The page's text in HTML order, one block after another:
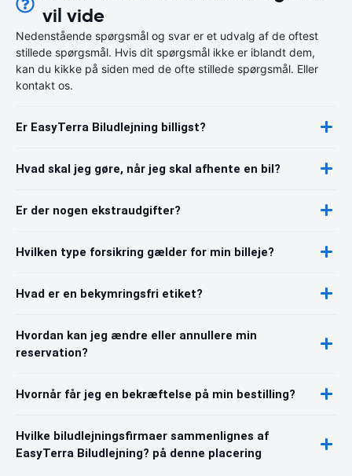
vil vide
Nedenstående spørgsmål og svar er et udvalg af de oftest
stillede spørgsmål. Hvis dit spørgsmål ikke er iblandt dem,
kan du kikke på siden med de ofte stillede spørgsmål. Eller
kontakt os.
Er EasyTerra Biludlejning billigst?
Hvad skal jeg gøre, når jeg skal afhente en bil?
Er der nogen ekstraudgifter?
Hvilken type forsikring gælder for min billeje?
Hvad er en bekymringsfri etiket?
Hvordan kan jeg ændre eller annullere min
reservation?
Hvornår får jeg en bekræftelse på min bestilling?
Hvilke biludlejningsfirmaer sammenlignes af
EasyTerra Biludlejning? på denne placering